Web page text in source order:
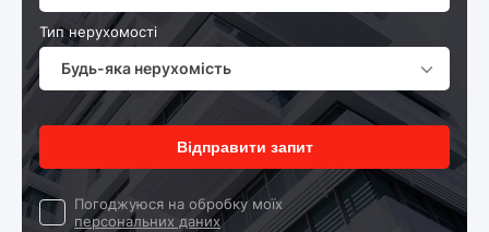
Тип нерухомості
Будь-яка нерухомість
Відправити запит
Погоджуюся на обробку моїх
персональних даних